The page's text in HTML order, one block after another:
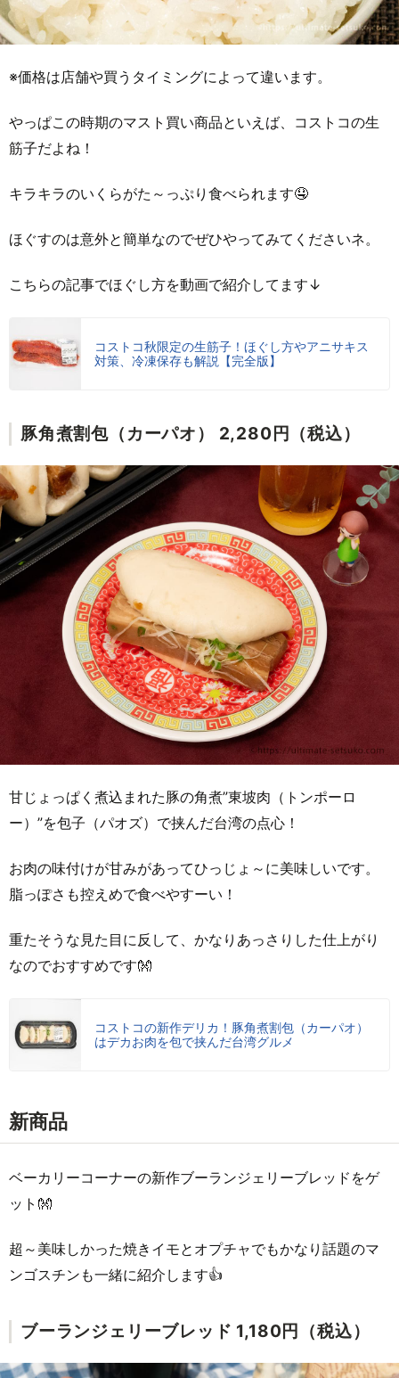
※価格は店舗や買うタイミングによって違います。
やっぱこの時期のマスト買い商品といえば、コストコの生
筋子だよね！
キラキラのいくらがた～っぷり食べられます🤤
ほぐすのは意外と簡単なのでぜひやってみてくださいネ。
こちらの記事でほぐし方を動画で紹介してます↓
コストコ秋限定の生筋子！ほぐし方やアニサキス
対策、冷凍保存も解説【完全版】
豚角煮割包（カーパオ） 2,280円（税込）
甘じょっぱく煮込まれた豚の角煮”東坡肉（トンポーロ
ー）”を包子（パオズ）で挟んだ台湾の点心！
お肉の味付けが甘みがあってひっじょ～に美味しいです。
脂っぽさも控えめで食べやすーい！
重たそうな見た目に反して、かなりあっさりした仕上がり
なのでおすすめです👐
コストコの新作デリカ！豚角煮割包（カーパオ）
はデカお肉を包で挟んだ台湾グルメ
新商品
ベーカリーコーナーの新作ブーランジェリーブレッドをゲ
ット👐
超～美味しかった焼きイモとオプチャでもかなり話題のマ
ンゴスチンも一緒に紹介します👍
ブーランジェリーブレッド 1,180円（税込）